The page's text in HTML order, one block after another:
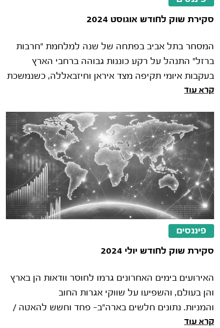
סקירת שוק לחודש אוגוסט 2024
המסחר בתל אביב בפתחה של שנה למלחמת "חרבות
ברזל" התנהל על רקע כוננות גבוהה ברחבי הארץ
בעקבות איומי תקיפה מצד איראן וחיזבאללה, כשנמשכת
הלחימה בצפון הארץ וברצועת עזה ונ�
קרא עוד
פיננסים
סקירת שוק לחודש יולי 2024
האירועים בימים האחרונים גרמו לחוסר וודאות הן בארץ
והן בעולם, והשפיעו על שווקי אגרות החוב
והמניות. נתונים חלשים בארה"ב- פחד וחשש להאטה /
מיתון שהובילו לירידות חדות בת�
קרא עוד